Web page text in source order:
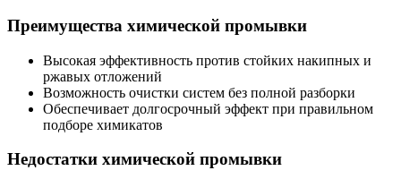
Преимущества химической промывки
Высокая эффективность против стойких накипных и
ржавых отложений
Возможность очистки систем без полной разборки
Обеспечивает долгосрочный эффект при правильном
подборе химикатов
Недостатки химической промывки